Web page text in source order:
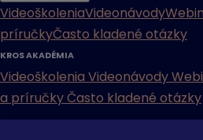
VideoškoleniaVideonávody
príručkyČasto kladené otázky
KROS AKADÉMIA
Videoškolenia Videonávody
a príručkyČasto kladené otázky